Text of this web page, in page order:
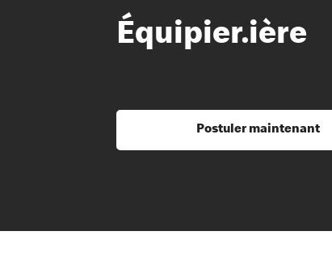
Équipier.ière
Postuler maintenant